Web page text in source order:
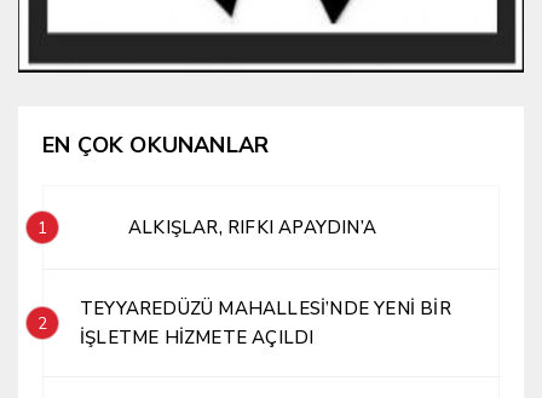
EN ÇOK OKUNANLAR
1 ALKIŞLAR, RIFKI APAYDIN’A
2
TEYYAREDÜZÜ MAHALLESİ’NDE YENİ BİR
İŞLETME HİZMETE AÇILDI